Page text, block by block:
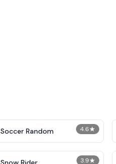
4.6★
Soccer Random
3.9★